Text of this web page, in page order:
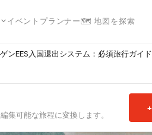
イベント プランナー🗺 地図を探索
ンEES入国退出システム：必須旅行ガイド
集可能な旅程に変換します。